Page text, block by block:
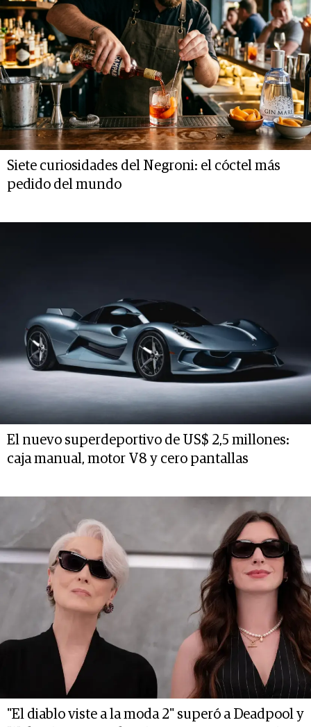
Siete curiosidades del Negroni: el cóctel más
pedido del mundo
El nuevo superdeportivo de US$ 2,5 millones:
caja manual, motor V8 y cero pantallas
"El diablo viste a la moda 2" superó a Deadpool y